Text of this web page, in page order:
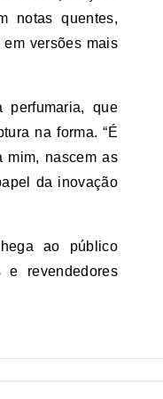
notas quentes,
versões mais
perfumaria, que
na forma. “É
mim, nascem as
da inovação
ao público
revendedores